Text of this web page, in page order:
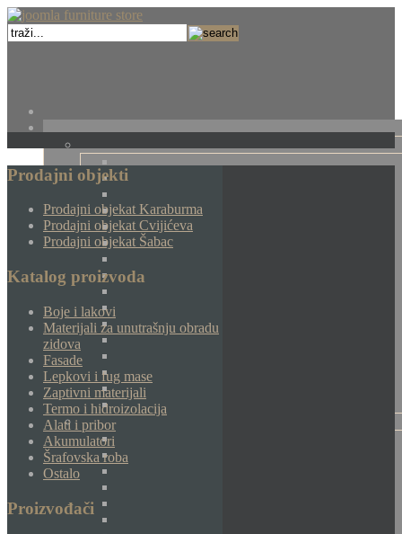
Prodajni objekti
Prodajni objekat Karaburma
Prodajni objekat Cvijićeva
Prodajni objekat Šabac
Katalog proizvoda
Boje i lakovi
Materijali za unutrašnju obradu
zidova
Fasade
Lepkovi i fug mase
Zaptivni materijali
Termo i hidroizolacija
Alati i pribor
Akumulatori
Šrafovska roba
Ostalo
Proizvođači